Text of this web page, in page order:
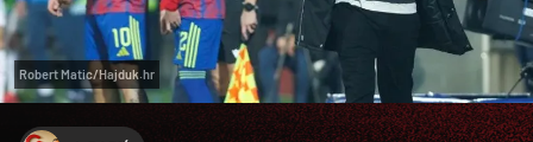
Robert Matic/Hajduk.hr